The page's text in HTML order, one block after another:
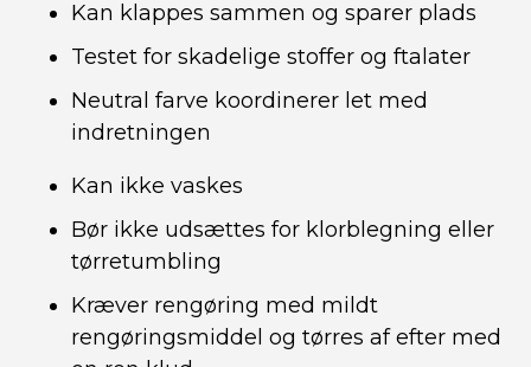
Kan klappes sammen og sparer plads
Testet for skadelige stoffer og ftalater
Neutral farve koordinerer let med
indretningen
Kan ikke vaskes
Bør ikke udsættes for klorblegning eller
tørretumbling
Kræver rengøring med mildt
rengøringsmiddel og tørres af efter med